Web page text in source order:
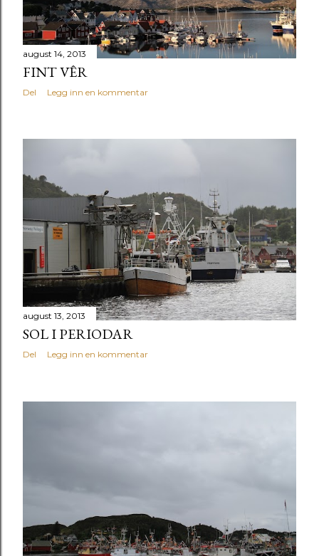
august 14, 2013
FINT VÊR
Del Legg inn en kommentar
august 13, 2013
SOL I PERIODAR
Del Legg inn en kommentar